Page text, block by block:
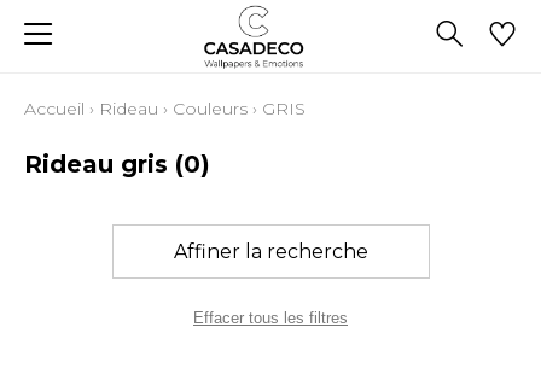
Accueil › Rideau › Couleurs › GRIS
Rideau gris (0)
Affiner la recherche
Effacer tous les filtres